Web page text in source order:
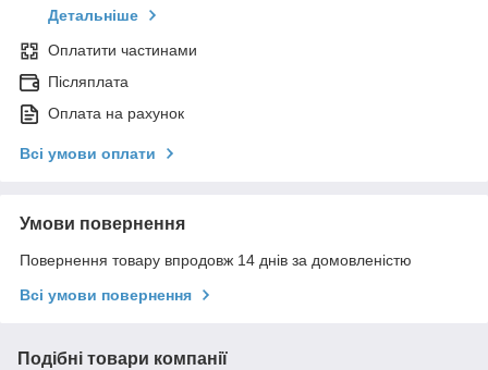
Детальніше
Оплатити частинами
Післяплата
Оплата на рахунок
Всі умови оплати
Умови повернення
Повернення товару впродовж 14 днів за домовленістю
Всі умови повернення
Подібні товари компанії